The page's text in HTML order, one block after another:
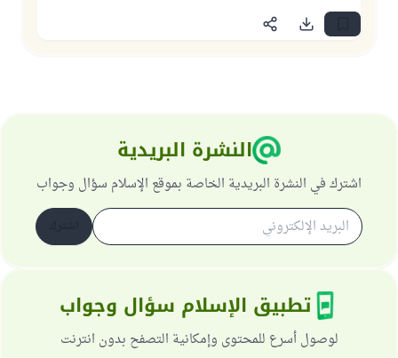
النشرة البريدية
اشترك في النشرة البريدية الخاصة بموقع الإسلام سؤال وجواب
تطبيق الإسلام سؤال وجواب
لوصول أسرع للمحتوى وإمكانية التصفح بدون انترنت